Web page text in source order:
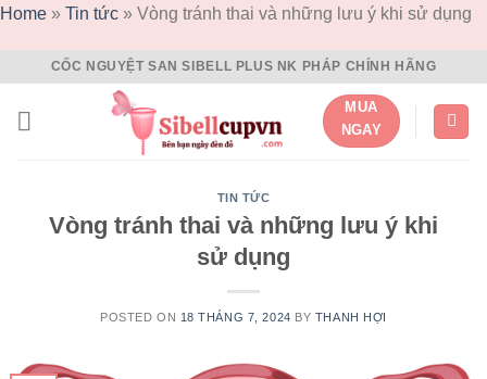
Home » Tin tức » Vòng tránh thai và những lưu ý khi sử dụng
to
content
CỐC NGUYỆT SAN SIBELL PLUS NK PHÁP CHÍNH HÃNG
MUA
NGAY
TIN TỨC
Vòng tránh thai và những lưu ý khi
sử dụng
POSTED ON 18 THÁNG 7, 2024 BY THANH HỢI